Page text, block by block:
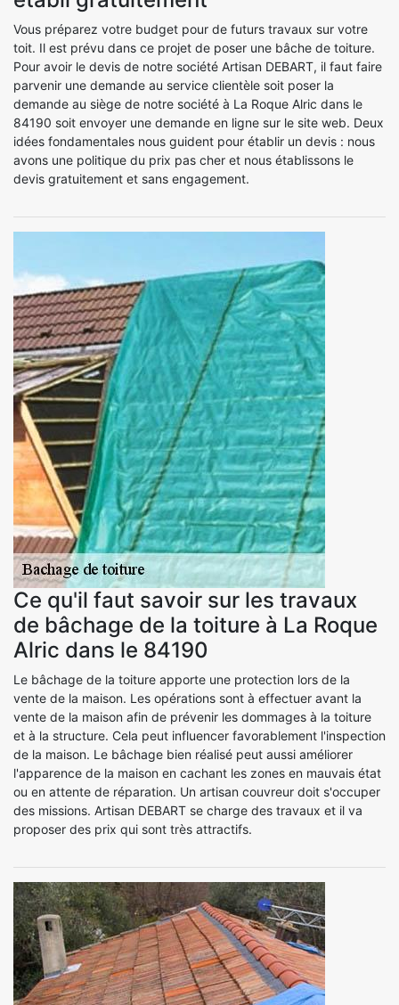
Vous préparez votre budget pour de futurs travaux sur votre
toit. Il est prévu dans ce projet de poser une bâche de toiture.
Pour avoir le devis de notre société Artisan DEBART, il faut faire
parvenir une demande au service clientèle soit poser la
demande au siège de notre société à La Roque Alric dans le
84190 soit envoyer une demande en ligne sur le site web. Deux
idées fondamentales nous guident pour établir un devis : nous
avons une politique du prix pas cher et nous établissons le
devis gratuitement et sans engagement.
Ce qu'il faut savoir sur les travaux
de bâchage de la toiture à La Roque
Alric dans le 84190
Le bâchage de la toiture apporte une protection lors de la
vente de la maison. Les opérations sont à effectuer avant la
vente de la maison afin de prévenir les dommages à la toiture
et à la structure. Cela peut influencer favorablement l'inspection
de la maison. Le bâchage bien réalisé peut aussi améliorer
l'apparence de la maison en cachant les zones en mauvais état
ou en attente de réparation. Un artisan couvreur doit s'occuper
des missions. Artisan DEBART se charge des travaux et il va
proposer des prix qui sont très attractifs.